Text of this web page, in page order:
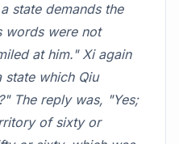
state demands the
words were not
at him." Xi again
state which Qiu
The reply was, "Yes;
of sixty or